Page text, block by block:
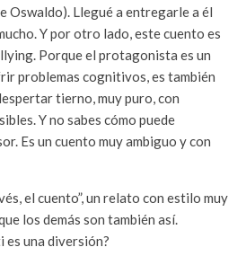
Oswaldo). Llegué a entregarle a él
Y por otro lado, este cuento es
Porque el protagonista es un
problemas cognitivos, es también
tierno, muy puro, con
Y no sabes cómo puede
Es un cuento muy ambiguo y con
el cuento”, un relato con estilo muy
los demás son también así.
es una diversión?